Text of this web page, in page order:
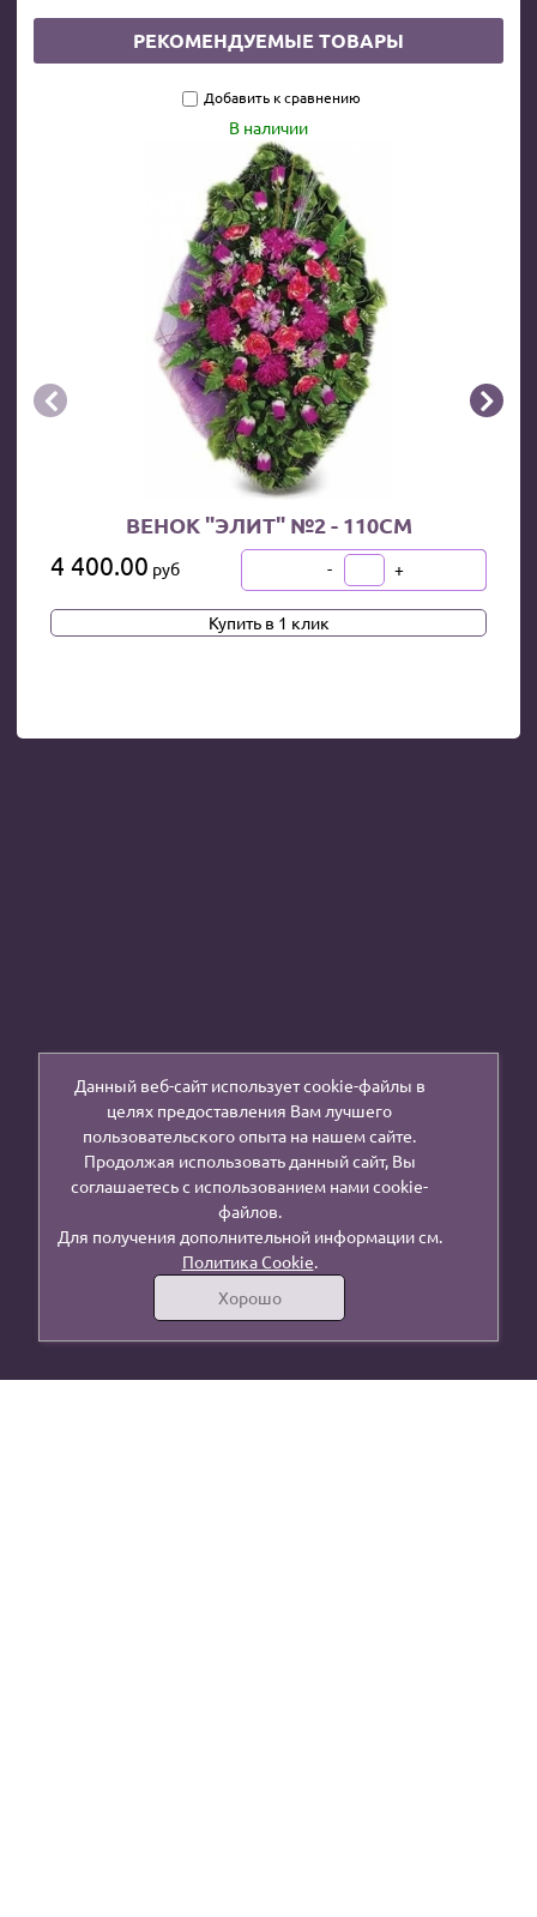
РЕКОМЕНДУЕМЫЕ ТОВАРЫ
Добавить к сравнению
В наличии
ВЕНОК "ЭЛИТ" №2 - 110СМ
4 400.00 руб В КОРЗИНУ
- +
Купить в 1 клик
 
Данный веб-сайт использует cookie-файлы в
целях предоставления Вам лучшего
пользовательского опыта на нашем сайте.
Продолжая использовать данный сайт, Вы
соглашаетесь с использованием нами cookie-
файлов.
Для получения дополнительной информации см.
Политика Cookie.
Хорошо